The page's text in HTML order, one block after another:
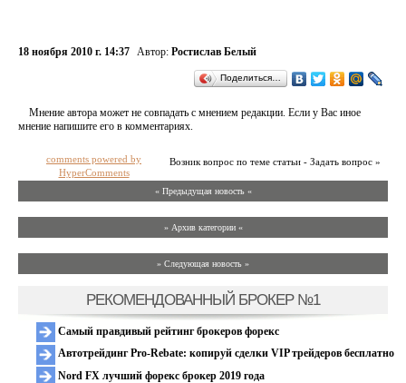
18 ноября 2010 г. 14:37 Автор: Ростислав Белый
Поделиться…
Мнение автора может не совпадать с мнением редакции. Если у Вас иное
мнение напишите его в комментариях.
Возник вопрос по теме статьи - Задать вопрос »
comments powered by
HyperComments
« Предыдущая новость «
» Архив категории «
» Следующая новость »
РЕКОМЕНДОВАННЫЙ БРОКЕР №1
Самый правдивый рейтинг брокеров форекс
Автотрейдинг Pro-Rebate: копируй сделки VIP трейдеров бесплатно
Nord FX лучший форекс брокер 2019 года